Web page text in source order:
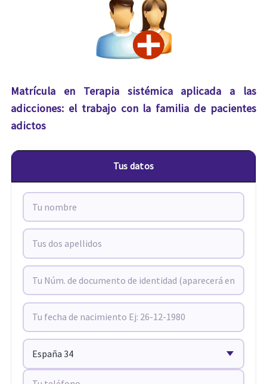
Matrícula en Terapia sistémica aplicada a las
adicciones: el trabajo con la familia de pacientes
adictos
Tus datos